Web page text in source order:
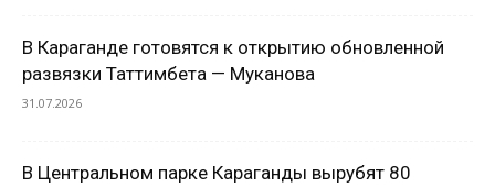
В Караганде готовятся к открытию обновленной
развязки Таттимбета — Муканова
31.07.2026
В Центральном парке Караганды вырубят 80